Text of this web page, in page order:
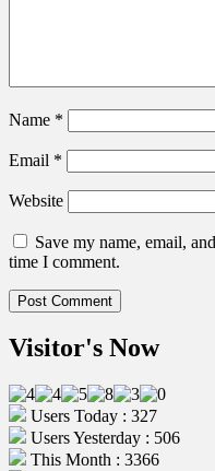
Name *
Email *
Website
Save my name, email,
time I comment.
Visitor's Now
Users Today : 327
Users Yesterday : 506
This Month : 3366